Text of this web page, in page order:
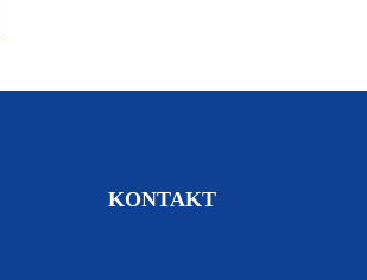
KONTAKT